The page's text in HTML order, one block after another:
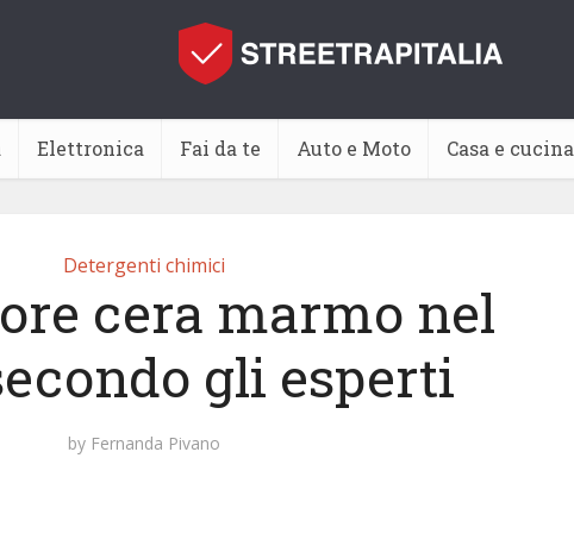
Elettronica Fai da te Auto e Moto Casa e cucina
Detergenti chimici
cera marmo nel
gli esperti
by Fernanda Pivano